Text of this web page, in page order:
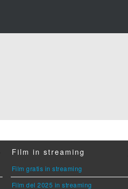
Film in streaming
Film gratis in streaming
Film del 2025 in streaming